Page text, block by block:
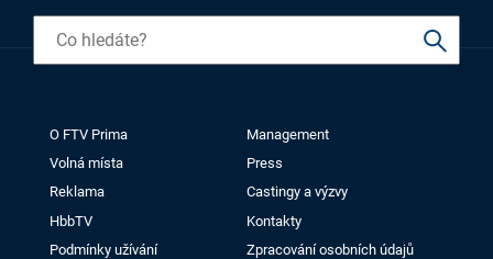
O FTV Prima
Management
Volná místa
Press
Reklama
Castingy a výzvy
HbbTV
Kontakty
Podmínky užívání
Zpracování osobních údajů